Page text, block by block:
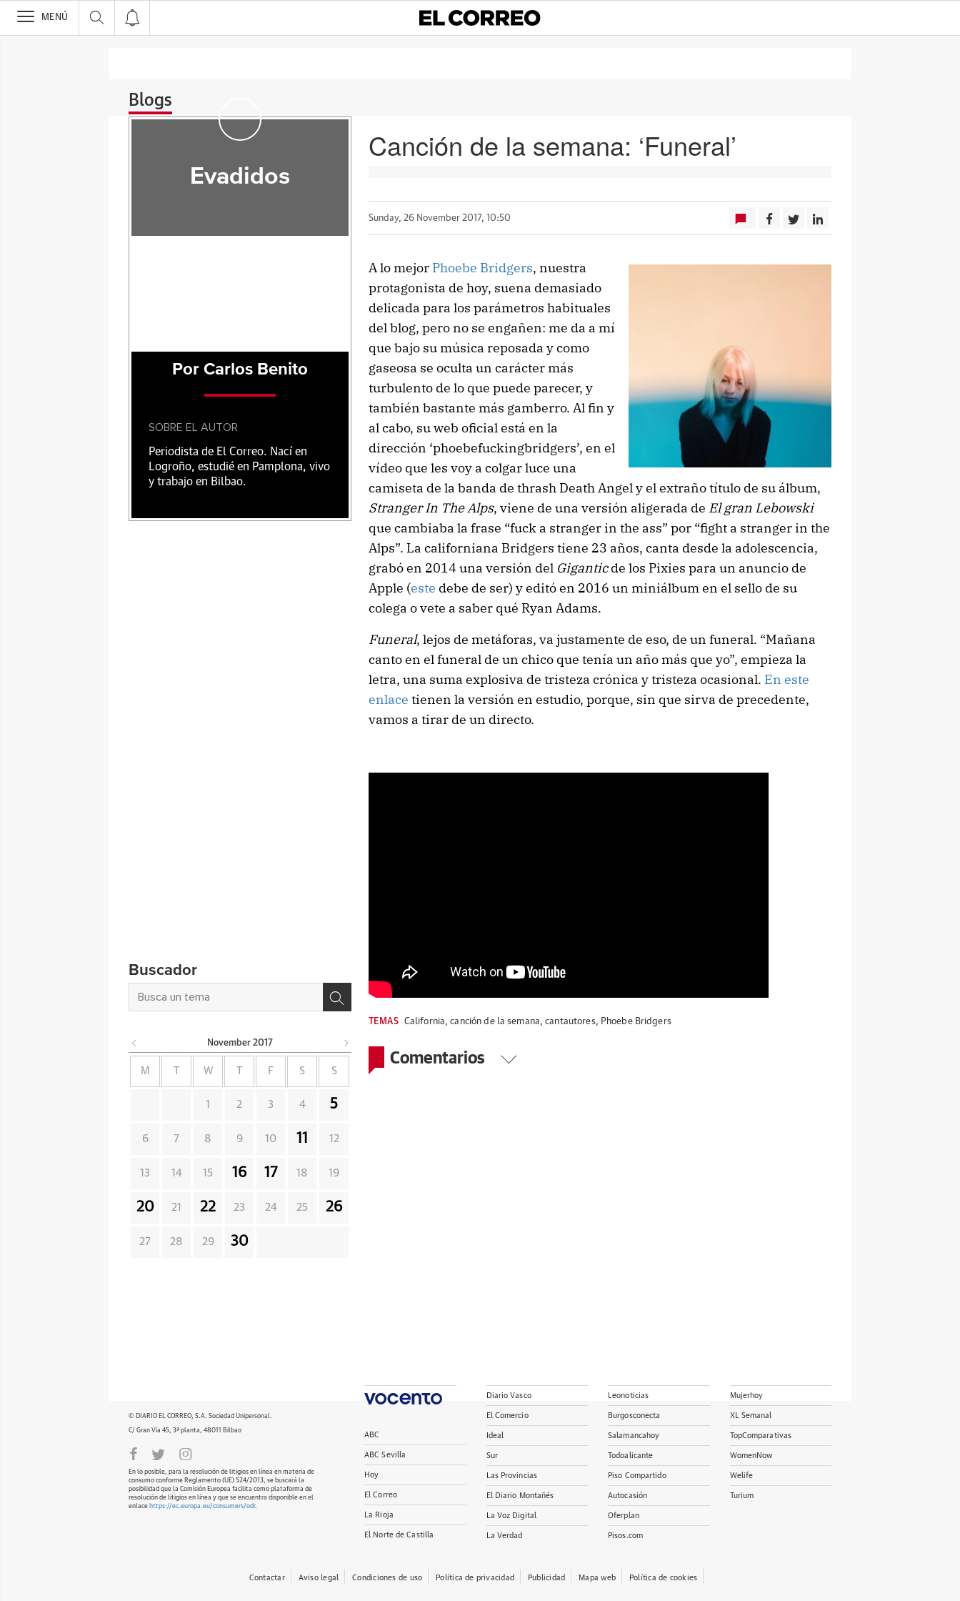
>
MENÚ
Blogs
Canción de la semana: ‘Funeral’
Sunday, 26 November 2017, 10:50
A lo mejor Phoebe Bridgers, nuestra
protagonista de hoy, suena demasiado
delicada para los parámetros habituales
del blog, pero no se engañen: me da a mí
que bajo su música reposada y como
gaseosa se oculta un carácter más
turbulento de lo que puede parecer, y
también bastante más gamberro. Al fin y
al cabo, su web oficial está en la
dirección ‘phoebefuckingbridgers’, en el
vídeo que les voy a colgar luce una
camiseta de la banda de thrash Death Angel y el extraño título de su álbum,
Stranger In The Alps, viene de una versión aligerada de El gran Lebowski
que cambiaba la frase “fuck a stranger in the ass” por “fight a stranger in the
Alps”. La californiana Bridgers tiene 23 años, canta desde la adolescencia,
grabó en 2014 una versión del Giganticde los Pixies para un anuncio de
Apple (este debe de ser) y editó en 2016 un miniálbum en el sello de su
colega o vete a saber qué Ryan Adams.
Funeral, lejos de metáforas, va justamente de eso, de un funeral. “Mañana
canto en el funeral de un chico que tenía un año más que yo”, empieza la
letra, una suma explosiva de tristeza crónica y tristeza ocasional. En este
enlace tienen la versión en estudio, porque, sin que sirva de precedente,
vamos a tirar de un directo.
TEMAS California,canción de la semana,cantautores, Phoebe Bridgers
Comentarios
Evadidos
Por Carlos Benito
SOBRE EL AUTOR
Periodista de El Correo. Nací en
Logroño, estudié en Pamplona, vivo
y trabajo en Bilbao.
Buscador
November 2017
M W F S S
1 2 3 4 5
6 7 8 9 10 11 12
13 14 15 16 17 18 19
20 21 22 23 24 25 26
27 28 29 30
© DIARIO EL CORREO, S.A. Sociedad Unipersonal.
C/ Gran Vía 45, 3ª planta, 48011 Bilbao
En lo posible, para la resolución de litigios en línea en materia de
consumo conforme Reglamento (UE) 524/2013, se buscará la
posibilidad que la Comisión Europea facilita como plataforma de
resolución de litigios en línea y que se encuentra disponible en el
enlace https://ec.europa.eu/consumers/odr.
ABC
ABC Sevilla
Hoy
El Correo
La Rioja
El Norte de Castilla
Diario Vasco
El Comercio
Ideal
Sur
Las Provincias
El Diario Montañés
La Voz Digital
La Verdad
Leonoticias
Burgosconecta
Salamancahoy
Todoalicante
Piso Compartido
Autocasión
Oferplan
Pisos.com
Mujerhoy
XL Semanal
TopComparativas
WomenNow
Welife
Turium
Contactar Aviso legal Condiciones de uso Política de privacidad Publicidad Mapa web Política de cookies